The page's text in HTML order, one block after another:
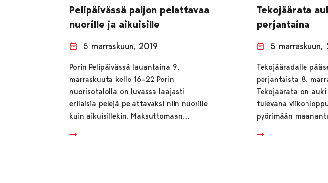
Pelipäivässä paljon pelattavaa
nuorille ja aikuisille
5 marraskuun, 2019
Porin Pelipäivässä lauantaina 9.
marraskuuta kello 16–22 Porin
nuorisotalolla on luvassa laajasti
erilaisia pelejä pelattavaksi niin nuorille
kuin aikuisillekin. Maksuttomaan…
Tekojäärata
perjantaina
5 marraskuun,
Tekojääradalle
perjantaista 8.
Tekojäärata on
tulevana
pyörimään